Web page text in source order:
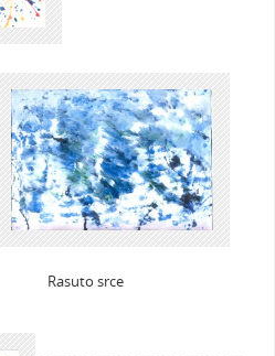
Rasuto srce